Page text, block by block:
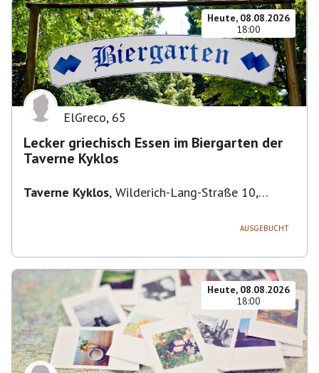
Heute, 08.08.2026
18:00
ElGreco, 65
Lecker griechisch Essen im Biergarten der
Taverne Kyklos
Taverne Kyklos, Wilderich-Lang-Straße 10,
AUSGEBUCHT
Heute, 08.08.2026
18:00